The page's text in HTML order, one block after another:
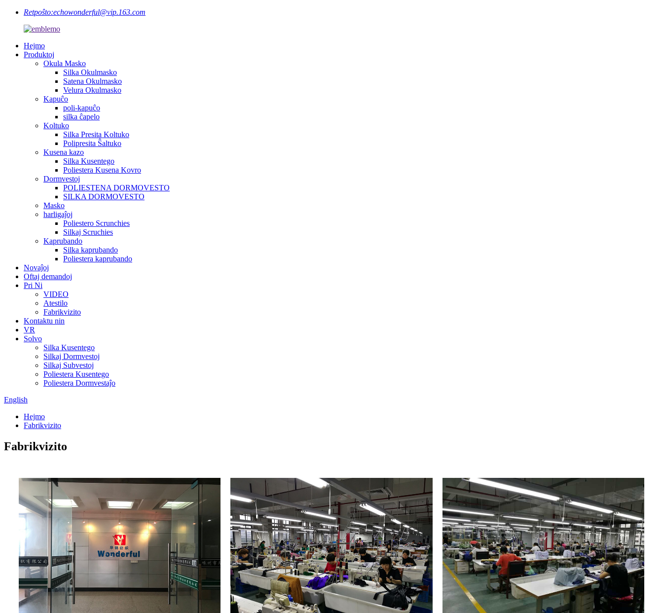
Retpoŝto:echowonderful@vip.163.com
Hejmo
Produktoj
Okula Masko
Silka Okulmasko
Satena Okulmasko
Velura Okulmasko
Kapuĉo
poli-kapuĉo
silka ĉapelo
Koltuko
Silka Presita Koltuko
Polipresita Ŝaltuko
Kusena kazo
Silka Kusentego
Poliestera Kusena Kovro
Dormvestoj
POLIESTENA DORMOVESTO
SILKA DORMOVESTO
Masko
harligaĵoj
Poliestero Scrunchies
Silkaj Scruchies
Kaprubando
Silka kaprubando
Poliestera kaprubando
Novaĵoj
Oftaj demandoj
Pri Ni
VIDEO
Atestilo
Fabrikvizito
Kontaktu nin
VR
Solvo
Silka Kusentego
Silkaj Dormvestoj
Silkaj Subvestoj
Poliestera Kusentego
Poliestera Dormvestaĵo
English
Hejmo
Fabrikvizito
Fabrikvizito